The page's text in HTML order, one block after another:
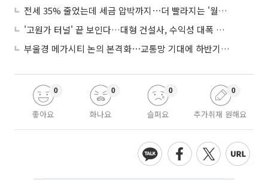
전세 35% 줄었는데 세금 압박까지⋯더 빨라지는 '월세화'
'고원가 터널' 끝 보인다…대형 건설사, 수익성 대폭 개선
부울경 메가시티 논의 본격화⋯교통망 기대에 하반기 분양시장 '주목'
좋아요
0
화나요
0
슬퍼요
0
추가취재 원해요
0